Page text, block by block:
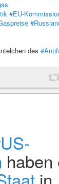
#EU-
des
haben
in